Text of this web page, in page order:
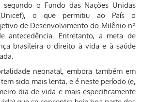
segundo o Fundo das Nações Unidas
o que permitiu ao País o
de Desenvolvimento do Milênio nº
antecedência. Entretanto, a meta de
brasileira o direito à vida e à saúde
neonatal, embora também em
sido mais lenta, e é neste período (e,
dia de vida e mais especificamente